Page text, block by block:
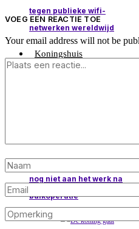
tegen publieke wifi-
netwerken wereldwijd
Koningshuis
Prinses Kate voorlopig
nog niet aan het werk na
buikoperatie
VOEG EEN REACTIE TOE
Your email address will not be